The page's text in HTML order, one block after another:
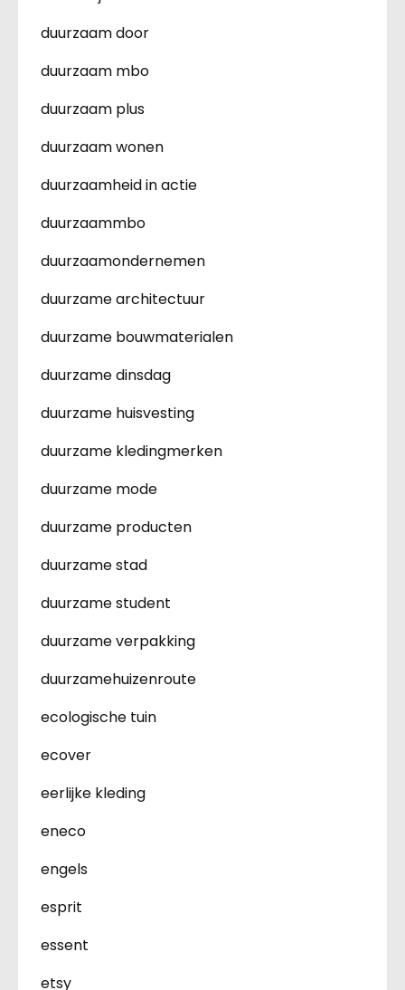
duurzaam door
duurzaam mbo
duurzaam plus
duurzaam wonen
duurzaamheid in actie
duurzaammbo
duurzaamondernemen
duurzame architectuur
duurzame bouwmaterialen
duurzame dinsdag
duurzame huisvesting
duurzame kledingmerken
duurzame mode
duurzame producten
duurzame stad
duurzame student
duurzame verpakking
duurzamehuizenroute
ecologische tuin
ecover
eerlijke kleding
eneco
engels
esprit
essent
etsy